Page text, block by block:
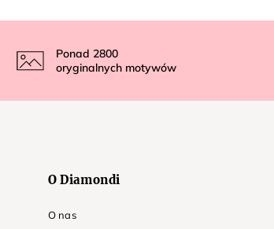
Ponad 2800
oryginalnych motywów
O Diamondi
O nas